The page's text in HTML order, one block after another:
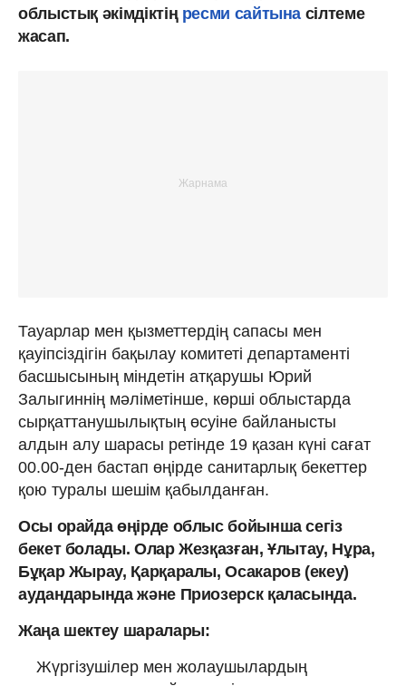
облыстық әкімдіктің ресми сайтына сілтеме
жасап.
Тауарлар мен қызметтердің сапасы мен
қауіпсіздігін бақылау комитеті департаменті
басшысының міндетін атқарушы Юрий
Залыгиннің мәліметінше, көрші облыстарда
сырқаттанушылықтың өсуіне байланысты
алдын алу шарасы ретінде 19 қазан күні сағат
00.00-ден бастап өңірде санитарлық бекеттер
қою туралы шешім қабылданған.
Осы орайда өңірде облыс бойынша сегіз
бекет болады. Олар Жезқазған, Ұлытау, Нұра,
Бұқар Жырау, Қарқаралы, Осакаров (екеу)
аудандарында және Приозерск қаласында.
Жаңа шектеу шаралары:
Жүргізушілер мен жолаушылардың